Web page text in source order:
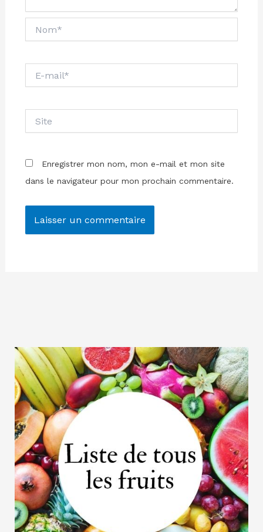
mail*
Enregistrer mon nom, mon e-mail et mon site
dans le navigateur pour mon prochain commentaire.